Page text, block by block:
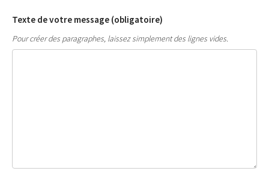
Texte de votre message (obligatoire)
Pour créer des paragraphes, laissez simplement des lignes vides.